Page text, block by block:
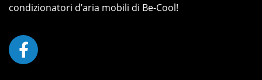
condizionatori d’aria mobili di Be-Cool!